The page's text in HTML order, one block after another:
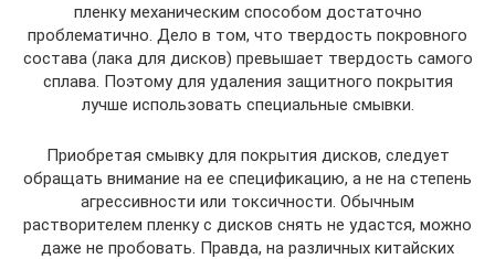
пленку механическим способом достаточно
проблематично. Дело в том, что твердость покровного
состава (лака для дисков) превышает твердость самого
сплава. Поэтому для удаления защитного покрытия
лучше использовать специальные смывки.
Приобретая смывку для покрытия дисков, следует
обращать внимание на ее спецификацию, а не на степень
агрессивности или токсичности. Обычным
растворителем пленку с дисков снять не удастся, можно
даже не пробовать. Правда, на различных китайских